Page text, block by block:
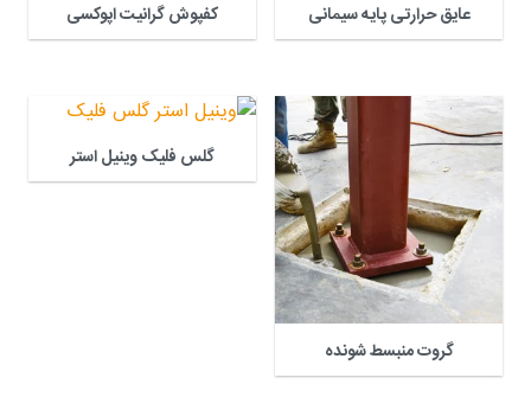
عایق حرارتی پایه سیمانی کفپوش گرانیت اپوکسی
گروت منبسط شونده
گلس فلیک وینیل استر